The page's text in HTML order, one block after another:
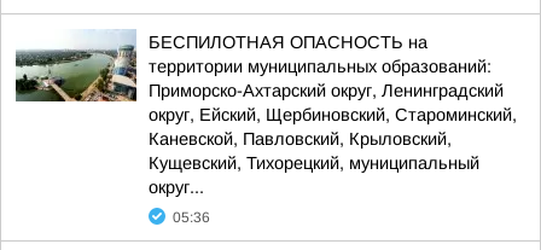
БЕСПИЛОТНАЯ ОПАСНОСТЬ на
территории муниципальных образований:
Приморско-Ахтарский округ, Ленинградский
округ, Ейский, Щербиновский, Староминский,
Каневской, Павловский, Крыловский,
Кущевский, Тихорецкий, муниципальный
округ...
05:36